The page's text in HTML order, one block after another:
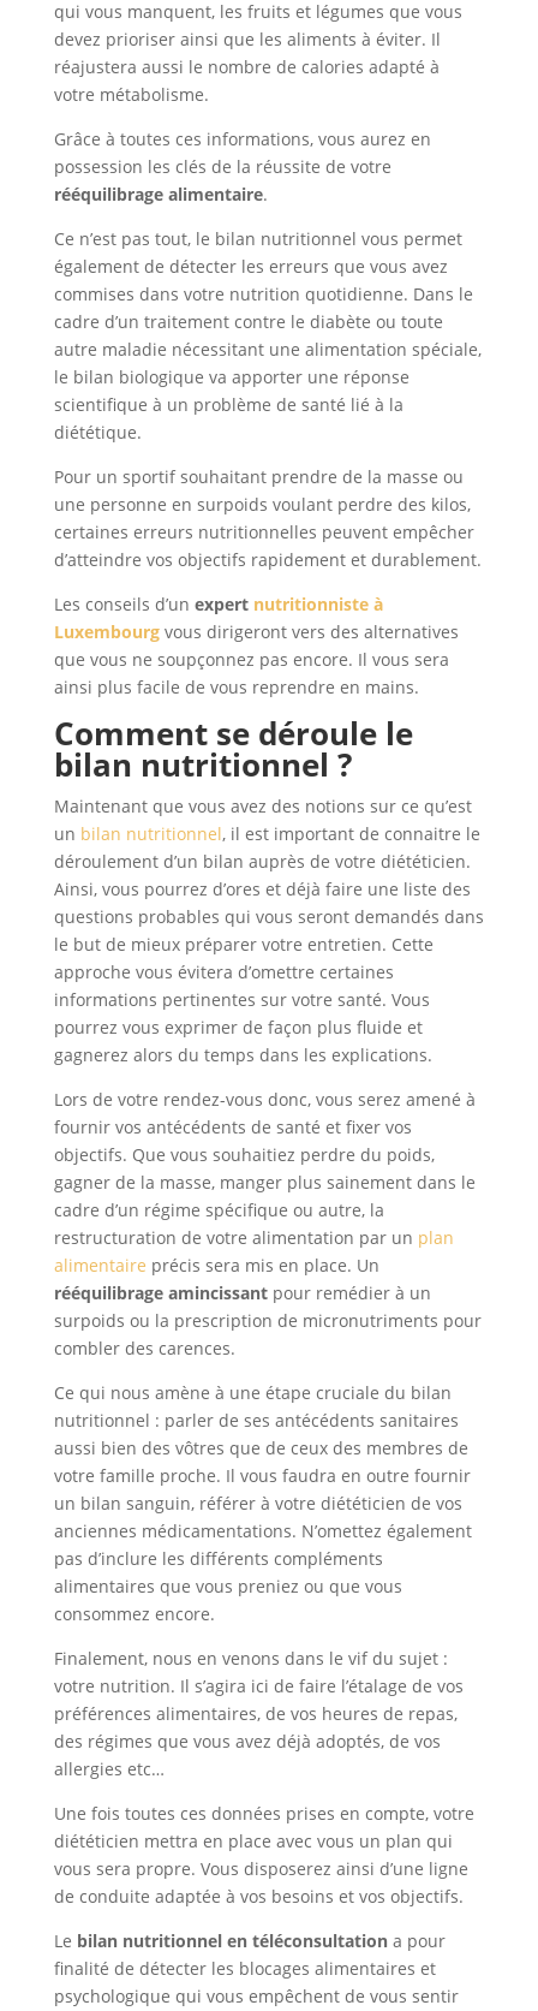
qui vous manquent, les fruits et légumes que vous
devez prioriser ainsi que les aliments à éviter. Il
réajustera aussi le nombre de calories adapté à
votre métabolisme.
Grâce à toutes ces informations, vous aurez en
possession les clés de la réussite de votre
rééquilibrage alimentaire.
Ce n’est pas tout, le bilan nutritionnel vous permet
également de détecter les erreurs que vous avez
commises dans votre nutrition quotidienne. Dans le
cadre d’un traitement contre le diabète ou toute
autre maladie nécessitant une alimentation spéciale,
le bilan biologique va apporter une réponse
scientifique à un problème de santé lié à la
diététique.
Pour un sportif souhaitant prendre de la masse ou
une personne en surpoids voulant perdre des kilos,
certaines erreurs nutritionnelles peuvent empêcher
d’atteindre vos objectifs rapidement et durablement.
Les conseils d’un expert nutritionniste à
Luxembourgvous dirigeront vers des alternatives
que vous ne soupçonnez pas encore. Il vous sera
ainsi plus facile de vous reprendre en mains.
Comment se déroule le
bilan nutritionnel ?
Maintenant que vous avez des notions sur ce qu’est
un bilan nutritionnel, il est important de connaitre le
déroulement d’un bilan auprès de votre diététicien.
Ainsi, vous pourrez d’ores et déjà faire une liste des
questions probables qui vous seront demandés dans
le but de mieux préparer votre entretien. Cette
approche vous évitera d’omettre certaines
informations pertinentes sur votre santé. Vous
pourrez vous exprimer de façon plus fluide et
gagnerez alors du temps dans les explications.
Lors de votre rendez-vous donc, vous serez amené à
fournir vos antécédents de santé et fixer vos
objectifs. Que vous souhaitiez perdre du poids,
gagner de la masse, manger plus sainement dans le
cadre d’un régime spécifique ou autre, la
restructuration de votre alimentation par un plan
alimentaire précis sera mis en place. Un
rééquilibrage amincissantpour remédier à un
surpoids ou la prescription de micronutriments pour
combler des carences.
Ce qui nous amène à une étape cruciale du bilan
nutritionnel : parler de ses antécédents sanitaires
aussi bien des vôtres que de ceux des membres de
votre famille proche. Il vous faudra en outre fournir
un bilan sanguin, référer à votre diététicien de vos
anciennes médicamentations. N’omettez également
pas d’inclure les différents compléments
alimentaires que vous preniez ou que vous
consommez encore.
Finalement, nous en venons dans le vif du sujet :
votre nutrition. Il s’agira ici de faire l’étalage de vos
préférences alimentaires, de vos heures de repas,
des régimes que vous avez déjà adoptés, de vos
allergies etc…
Une fois toutes ces données prises en compte, votre
diététicien mettra en place avec vous un plan qui
vous sera propre. Vous disposerez ainsi d’une ligne
de conduite adaptée à vos besoins et vos objectifs.
Le bilan nutritionnel en téléconsultationa pour
finalité de détecter les blocages alimentaires et
psychologique qui vous empêchent de vous sentir